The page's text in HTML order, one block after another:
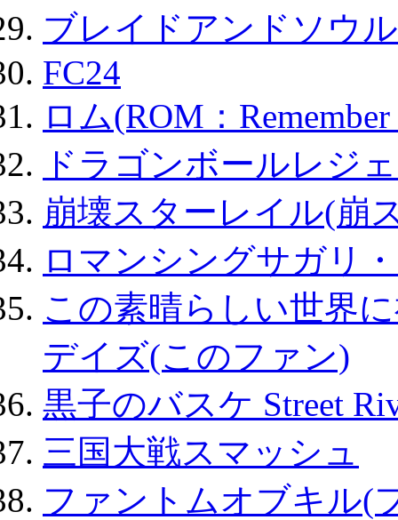
ブレイドアンドソウ
FC24
ロム(ROM：
ドラゴンボールレジ
崩壊スターレイル(崩
ロマンシングサガリ
この素晴らしい世界
デイズ(このファン)
黒子のバスケ Street
三国大戦スマッシュ
ファントムオブキル(